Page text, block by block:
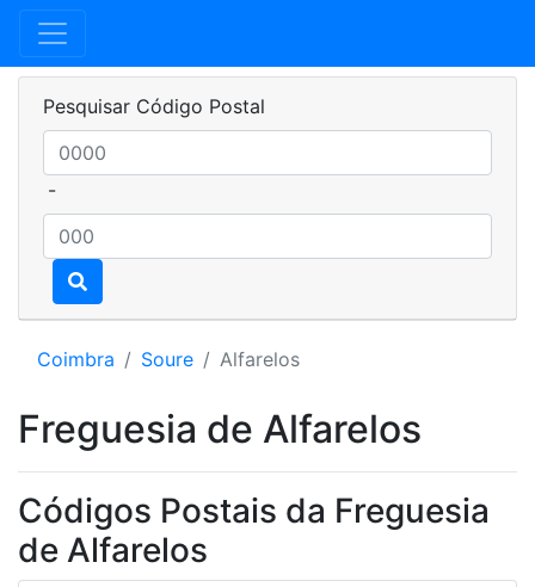
Pesquisar Código Postal
-
Coimbra Soure Alfarelos
Freguesia de Alfarelos
Códigos Postais da Freguesia
de Alfarelos